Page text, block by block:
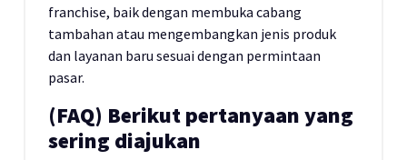
franchise, baik dengan membuka cabang
tambahan atau mengembangkan jenis produk
dan layanan baru sesuai dengan permintaan
pasar.
(FAQ) Berikut pertanyaan yang
sering diajukan